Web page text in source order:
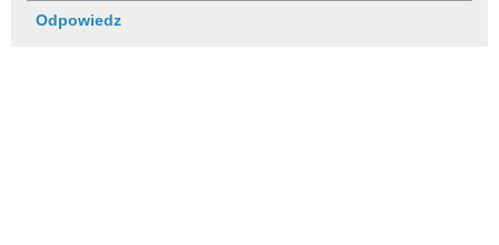
Odpowiedz